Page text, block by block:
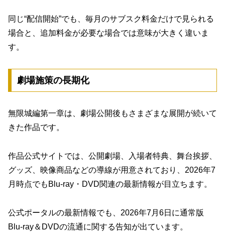
同じ“配信開始”でも、毎月のサブスク料金だけで見られる
場合と、追加料金が必要な場合では意味が大きく違いま
す。
劇場施策の長期化
無限城編第一章は、劇場公開後もさまざまな展開が続いて
きた作品です。
作品公式サイトでは、公開劇場、入場者特典、舞台挨拶、
グッズ、映像商品などの導線が用意されており、2026年7
月時点でもBlu-ray・DVD関連の最新情報が目立ちます。
公式ポータルの最新情報でも、2026年7月6日に通常版
Blu-ray＆DVDの流通に関する告知が出ています。